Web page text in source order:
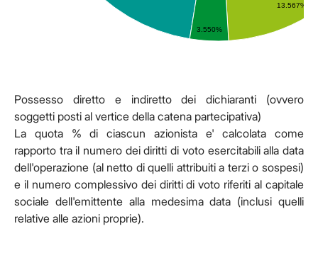
13.567%
3.550%
Possesso diretto e indiretto dei dichiaranti (ovvero
soggetti posti al vertice della catena partecipativa)
La quota % di ciascun azionista e' calcolata come
rapporto tra il numero dei diritti di voto esercitabili alla data
dell'operazione (al netto di quelli attribuiti a terzi o sospesi)
e il numero complessivo dei diritti di voto riferiti al capitale
sociale dell'emittente alla medesima data (inclusi quelli
relative alle azioni proprie).